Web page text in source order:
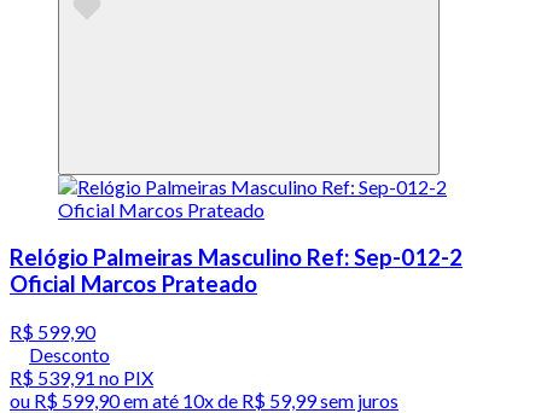
Relógio Palmeiras Masculino Ref: Sep-012-2
Oficial Marcos Prateado
R$ 599,90
Desconto
R$ 539,91 no PIX
ou R$ 599,90em até 10x de R$ 59,99 sem juros